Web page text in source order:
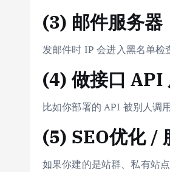
(3) 邮件服务器
发邮件时 IP 会进入黑名单检
(4) 做接口 API
比如你部署的 API 被别人调
(5) SEO优化 /
如果你建的是站群、私有站